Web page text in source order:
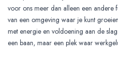
voor ons meer dan alleen een andere
van een omgeving waar je kunt
met energie en voldoening aan de
een baan, maar een plek waar